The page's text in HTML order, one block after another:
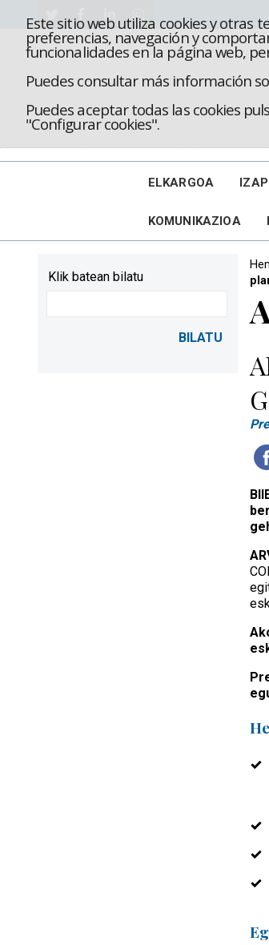
Este sitio web utiliza cookies y otras
preferencias, navegación y
funcionalidades en la página web,
Puedes consultar más información
Puedes aceptar todas las cookies
"Configurar cookies".
ELKARGOA
KOMUNIKAZIOA
Klik batean bilatu